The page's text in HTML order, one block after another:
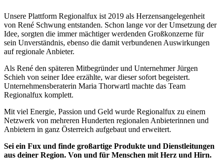
Unsere Plattform Regionalfux ist 2019 als Herzensangelegenheit
von René Schwung entstanden. Schon lange vor der Umsetzung der
Idee, sorgten die immer mächtiger werdenden Großkonzerne für
sein Unverständnis, ebenso die damit verbundenen Auswirkungen
auf regionale Anbieter.
Als René den späteren Mitbegründer und Unternehmer Jürgen
Schieh von seiner Idee erzählte, war dieser sofort begeistert.
Unternehmensberaterin Maria Thorwartl machte das Team
Regionalfux komplett.
Mit viel Energie, Passion und Geld wurde Regionalfux zu einem
Netzwerk von mehreren Hunderten regionalen Anbieterinnen und
Anbietern in ganz Österreich aufgebaut und erweitert.
Sei ein Fux und finde großartige Produkte und Dienstleitungen
aus deiner Region. Von und für Menschen mit Herz und Hirn.